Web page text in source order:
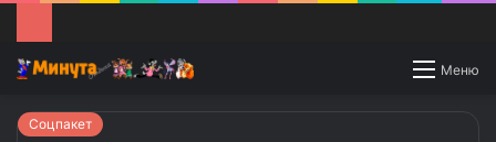
Меню
Switch
Соцпакет